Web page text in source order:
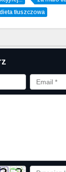
dieta tłuszczowa